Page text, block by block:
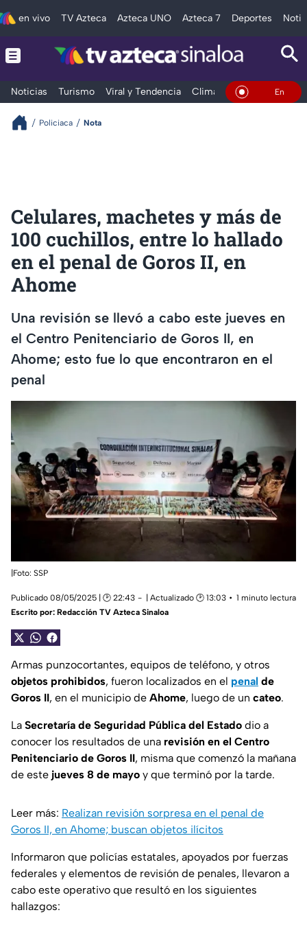
en vivo TV Azteca Azteca UNO Azteca 7 Deportes
Noticias Turismo Viral y Tendencia Clima Deportes En Vivo
Policiaca Nota
Celulares, machetes y más de
100 cuchillos, entre lo hallado
en el penal de Goros II, en
Ahome
Una revisión se llevó a cabo este jueves en
el Centro Penitenciario de Goros II, en
Ahome; esto fue lo que encontraron en el
penal
|Foto: SSP
Publicado 08/05/2025 | 🕑 22:43 | Actualizado 🕑 13:03
1 minuto lectura
Escrito por: Redacción TV Azteca Sinaloa
Armas punzocortantes, equipos de teléfono, y otros
objetos prohibidos, fueron localizados en el penal de
Goros II, en el municipio de Ahome, luego de un cateo.
La Secretaría de Seguridad Pública del Estado dio a
conocer los resultados de una revisión en el Centro
Penitenciario de Goros II, misma que comenzó la mañana
de este jueves 8 de mayo y que terminó por la tarde.
Leer más: Realizan revisión sorpresa en el penal de
Goros II, en Ahome; buscan objetos ilícitos
Informaron que policías estatales, apoyados por fuerzas
federales y elementos de revisión de penales, llevaron a
cabo este operativo que resultó en los siguientes
hallazgos: